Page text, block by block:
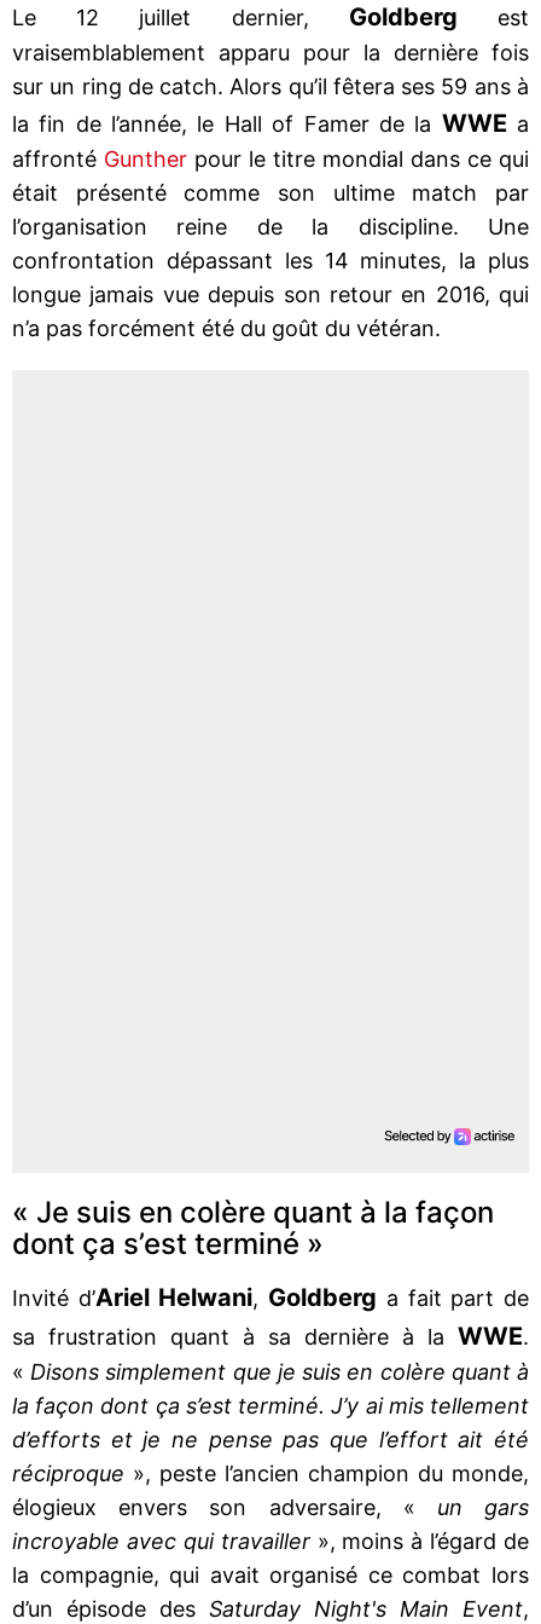
Le 12 juillet dernier, Goldberg
est
vraisemblablement apparu pour la dernière fois
sur un ring de catch. Alors qu’il fêtera ses 59 ans à
la fin de l’année, le Hall of Famer de la WWE a
affronté Gunther pour le titre mondial dans ce qui
était présenté comme son ultime match par
l’organisation reine de la discipline. Une
confrontation dépassant les 14 minutes, la plus
longue jamais vue depuis son retour en 2016, qui
n’a pas forcément été du goût du vétéran.
« Je suis en colère quant à la façon
dont ça s’est terminé »
Invité d’Ariel Helwani, Goldberg a fait part de
sa frustration quant à sa dernière à la WWE.
« Disons simplement que je suis en colère quant à
la façon dont ça s’est terminé. J’y ai mis tellement
d’efforts et je ne pense pas que l’effort ait été
réciproque », peste l’ancien champion du monde,
élogieux envers son adversaire, « un gars
incroyable avec qui travailler», moins à l’égard de
la compagnie, qui avait organisé ce combat lors
d’un épisode des Saturday Night's Main Event,